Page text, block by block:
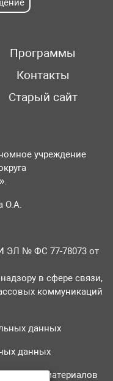
Программы
Контакты
Старый сайт
учреждение
О.А.
ЭЛ № ФС 77-78073 от
в сфере связи,
коммуникаций
данных
данных
материалов